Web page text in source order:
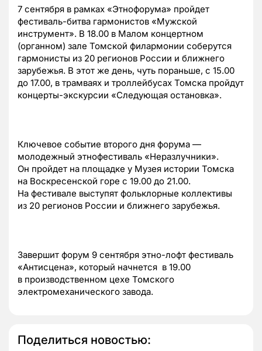
7 сентября в рамках «Этнофорума» пройдет
фестиваль-битва гармонистов «Мужской
инструмент». В 18.00 в Малом концертном
(органном) зале Томской филармонии соберутся
гармонисты из 20 регионов России и ближнего
зарубежья. В этот же день, чуть пораньше, с 15.00
до 17.00, в трамваях и троллейбусах Томска пройдут
концерты-экскурсии «Следующая остановка».
Ключевое событие второго дня форума —
молодежный этнофестиваль «Неразлучники».
Он пройдет на площадке у Музея истории Томска
на Воскресенской горе с 19.00 до 21.00.
На фестивале выступят фольклорные коллективы
из 20 регионов России и ближнего зарубежья.
Завершит форум 9 сентября этно-лофт фестиваль
«Антисцена», который начнется в 19.00
в производственном цехе Томского
электромеханического завода.
Поделиться новостью: